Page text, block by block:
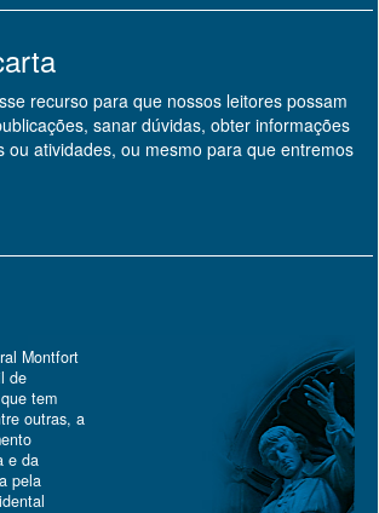
recurso para que nossos leitores possam
sanar dúvidas, obter informações
ou atividades, ou mesmo para que entremos
Montfort
de
tem
outras, a
e da
pela